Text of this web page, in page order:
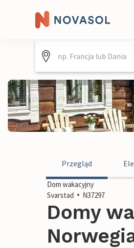
Przegląd
Dom wakacyjny
Svarstad
N37297
Domy